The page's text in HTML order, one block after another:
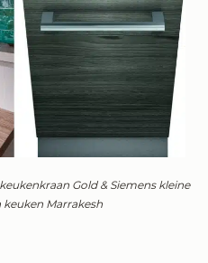
Gold & Siemens kleine
Marrakesh